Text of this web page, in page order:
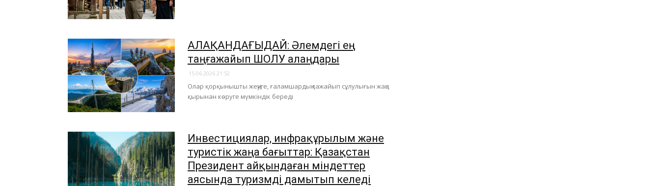
АЛАҚАНДАҒЫДАЙ: Әлемдегі ең
таңғажайып ШОЛУ алаңдары
15.06.2026 21:52
Олар қорқынышты жеңуге, ғаламшардың ғажайып сұлулығын жаңа
қырынан көруге мүмкіндік береді
Инвестициялар, инфрақұрылым және
туристік жаңа бағыттар: Қазақстан
Президент айқындаған міндеттер
аясында туризмді дамытып келеді